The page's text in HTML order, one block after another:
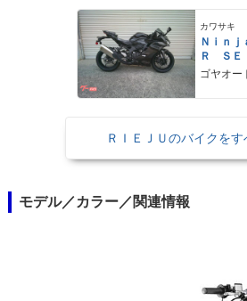
カワサキ
Ｎｉｎ
Ｒ ＳＥ
ゴヤオ
ＲＩＥＪＵのバイクをす
モデル／カラー／関連情報